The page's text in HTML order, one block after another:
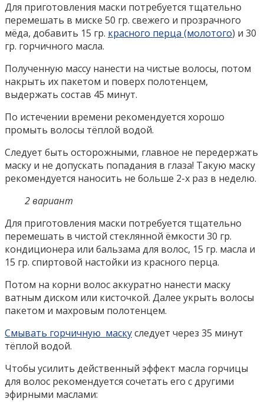
Для приготовления маски потребуется тщательно
перемешать в миске 50 гр. свежего и прозрачного
мёда, добавить 15 гр. красного перца (молотого) и 30
гр. горчичного масла.
Полученную массу нанести на чистые волосы, потом
накрыть их пакетом и поверх полотенцем,
выдержать состав 45 минут.
По истечении времени рекомендуется хорошо
промыть волосы тёплой водой.
Следует быть осторожными, главное не передержать
маску и не допускать попадания в глаза! Такую маску
рекомендуется наносить не больше 2-х раз в неделю.
2 вариант
Для приготовления маски потребуется тщательно
перемешать в чистой стеклянной ёмкости 30 гр.
кондиционера или бальзама для волос, 15 гр. масла и
15 гр. спиртовой настойки из красного перца.
Потом на корни волос аккуратно нанести маску
ватным диском или кисточкой. Далее укрыть волосы
пакетом и махровым полотенцем.
Смывать горчичную маскуследует через 35 минут
тёплой водой.
Чтобы усилить действенный эффект масла горчицы
для волос рекомендуется сочетать его с другими
эфирными маслами: